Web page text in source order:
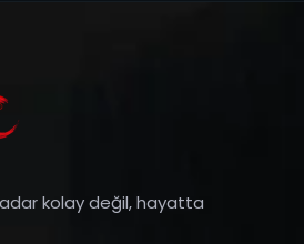
kolay değil, hayatta